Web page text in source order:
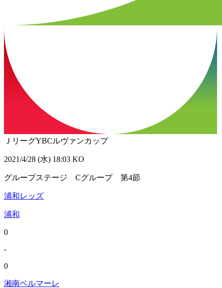
ＪリーグYBCルヴァンカップ
2021/4/28 (水) 18:03 KO
グループステージ Cグループ 第4節
浦和レッズ
浦和
0
-
0
湘南ベルマーレ